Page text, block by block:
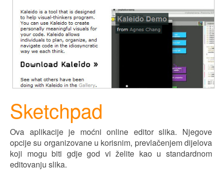
Sketchpad
Ova aplikacije je moćni online editor slika. Njegove
opcije su organizovane u korisnim, prevlačenjem dijelova
koji mogu biti gdje god vi želite kao u standardnom
editovanju slika.